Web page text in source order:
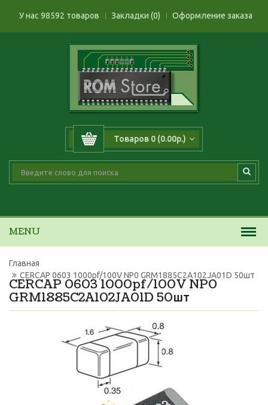
У нас 98592 товаров Закладки (0) Оформление заказа
Товаров 0 (0.00р.)
MENU
CERCAP 0603 1000pf/100V NP0
GRM1885C2A102JA01D 50шт
Главная
CERCAP 0603 1000pf/100V NP0 GRM1885C2A102JA01D 50шт